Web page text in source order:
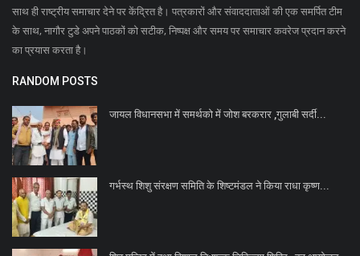
साथ ही राष्ट्रीय समाचार देने पर केंद्रित है। पत्रकारों और संवाददाताओं की एक समर्पित टीम
के साथ, नागौर टुडे अपने पाठकों को सटीक, निष्पक्ष और समय पर समाचार कवरेज प्रदान करने
का प्रयास करता है।
RANDOM POSTS
जायल विधानसभा में समर्थको में जोश बरकरार ,गुलाबी सर्दी...
गर्भस्थ शिशु संरक्षण समिति के शिष्टमंडल ने किया राधा कृष्ण...